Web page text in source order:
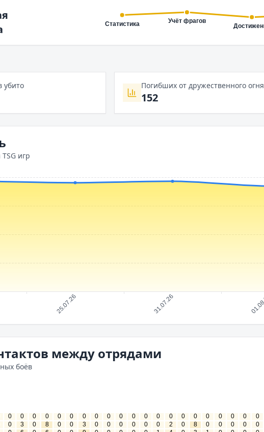
убито Погибших от дружественного огня
152
игр
между отрядами
боёв